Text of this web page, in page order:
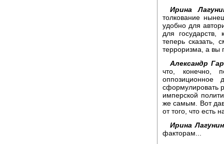
Ирина
толкование
удобно для
для государств,
теперь сказать,
терроризма, а вы
Александр
что, конечно,
оппозиционное
сформулировать
имперской
же самым. Вот
от того, что есть
Ирина
факторам...